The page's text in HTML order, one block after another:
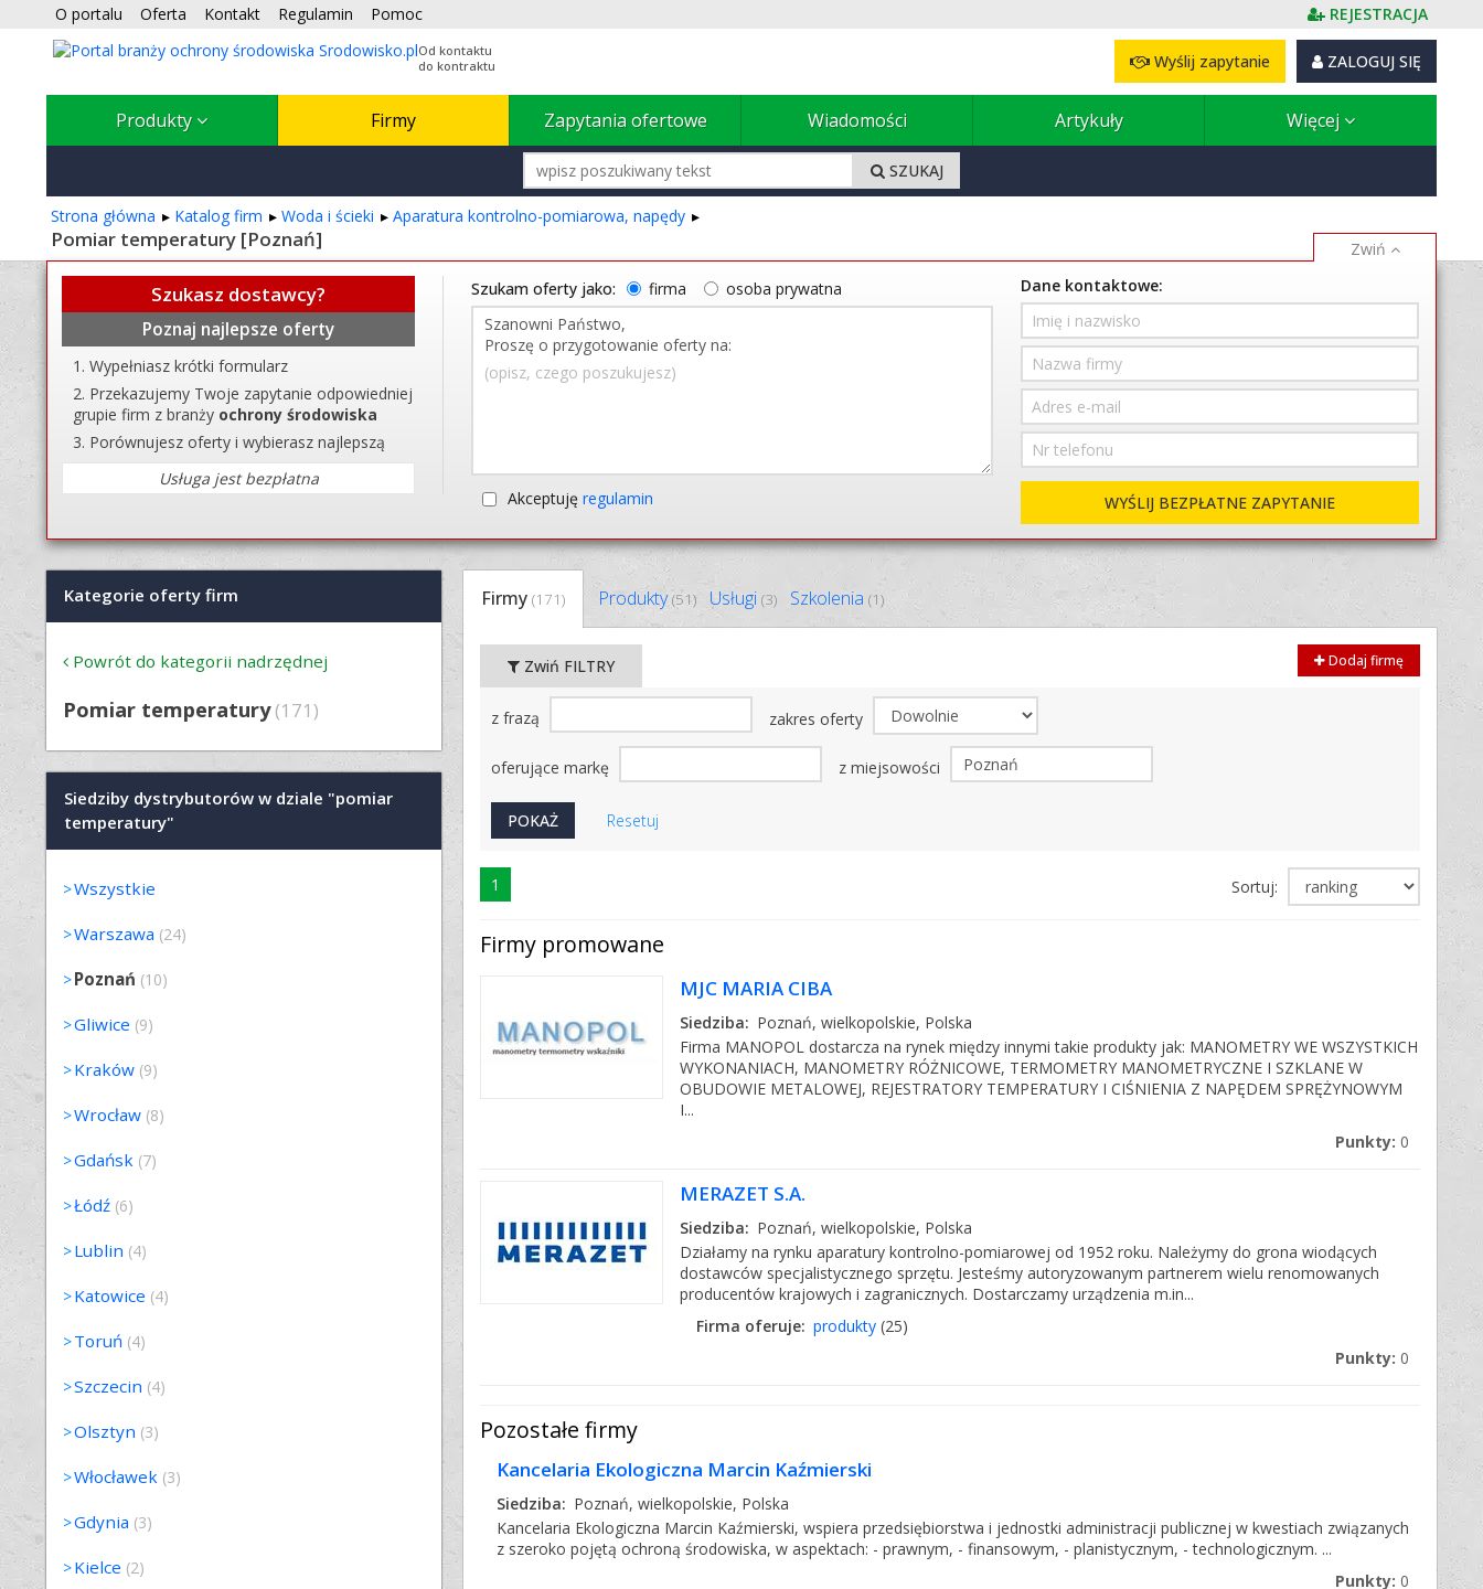
O portalu Oferta Kontakt Regulamin Pomoc REJESTRACJA
Od kontaktu
do kontraktu
ZALOGUJ SIĘ
Wyślij zapytanie
Produkty Firmy Zapytania ofertowe Wiadomości Artykuły Więcej
SZUKAJ
Strona główna Katalog firm Woda i ścieki Aparatura kontrolno-pomiarowa, napędy
Pomiar temperatury [Poznań]
Firmy (171) Produkty(51) Usługi (3) Szkolenia (1)
Dodaj firmę
Zwiń FILTRY
z frazą zakres oferty
oferujące markę z miejsowości
Resetuj
1 Sortuj:
Firmy promowane
MJC MARIA CIBA
Siedziba: Poznań, wielkopolskie, Polska
Firma MANOPOL dostarcza na rynek między innymi takie produkty jak: MANOMETRY WE WSZYSTKICH
WYKONANIACH, MANOMETRY RÓŻNICOWE, TERMOMETRY MANOMETRYCZNE I SZKLANE W
OBUDOWIE METALOWEJ, REJESTRATORY TEMPERATURY I CIŚNIENIA Z NAPĘDEM SPRĘŻYNOWYM
I...
Punkty: 0
MERAZET S.A.
Siedziba: Poznań, wielkopolskie, Polska
Działamy na rynku aparatury kontrolno-pomiarowej od 1952 roku. Należymy do grona wiodących
dostawców specjalistycznego sprzętu. Jesteśmy autoryzowanym partnerem wielu renomowanych
producentów krajowych i zagranicznych. Dostarczamy urządzenia m.in...
Firma oferuje: produkty (25)
Punkty: 0
Pozostałe firmy
Kancelaria Ekologiczna Marcin Kaźmierski
Siedziba: Poznań, wielkopolskie, Polska
Kancelaria Ekologiczna Marcin Kaźmierski, wspiera przedsiębiorstwa i jednostki administracji publicznej w kwestiach związanych
z szeroko pojętą ochroną środowiska, w aspektach: - prawnym, - finansowym, - planistycznym, - technologicznym. ...
Punkty: 0
Kategorie oferty firm
Powrót do kategorii nadrzędnej
Pomiar temperatury (171)
Siedziby dystrybutorów w dziale "pomiar
temperatury"
Wszystkie
Warszawa (24)
Poznań (10)
Gliwice (9)
Kraków (9)
Wrocław (8)
Gdańsk (7)
Łódź (6)
Lublin (4)
Katowice (4)
Toruń (4)
Szczecin (4)
Olsztyn (3)
Włocławek (3)
Gdynia (3)
Kielce (2)
Szukasz dostawcy?
Poznaj najlepsze oferty
Wypełniasz krótki formularz
Przekazujemy Twoje zapytanie odpowiedniej
grupie firm z branży ochrony środowiska
Porównujesz oferty i wybierasz najlepszą
Usługa jest bezpłatna
Szukam oferty jako: firma osoba prywatna
(opisz, czego poszukujesz)
Akceptuję regulamin
Dane kontaktowe:
WYŚLIJ BEZPŁATNE ZAPYTANIE